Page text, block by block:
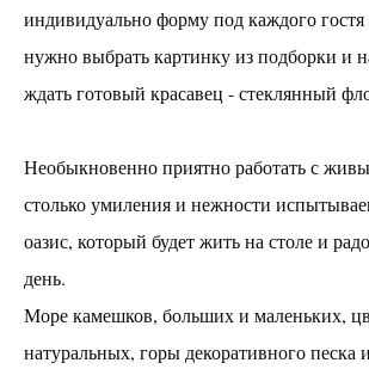
Фитокартина
Декор деревянных предметов
"Стринг арт" - интерьерное панно на
КЛОШЕ
индивидуально форму под каждого гостя
нужно выбрать картинку из подборки и
ждать готовый красавец - стеклянный
Необыкновенно приятно работать с
столько умиления и нежности
оазис, который будет жить на столе и
день.
Море камешков, больших и маленьких,
натуральных, горы декоративного песка